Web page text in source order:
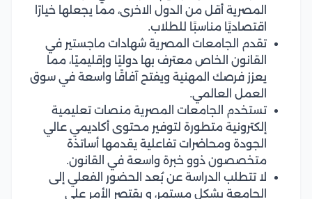
المصرية أقل من الدول الاخرى، مما يجعلها خيارًا
اقتصاديًا مناسبًا للطلاب.
تقدم الجامعات المصرية شهادات ماجستير في
القانون الخاص معترف بها دوليًا وإقليميًا، مما
يعزز فرصك المهنية ويفتح آفاقًا واسعة في سوق
العمل العالمي.
تستخدم الجامعات المصرية منصات تعليمية
إلكترونية متطورة لتوفير محتوى أكاديمي عالي
الجودة ومحاضرات تفاعلية يقدمها أساتذة
متخصصون ذوو خبرة واسعة في القانون.
لا تتطلب الدراسة عن بُعد الحضور الفعلي إلى
الجامعة بشكل مستمر، و يقتصر الأمر على